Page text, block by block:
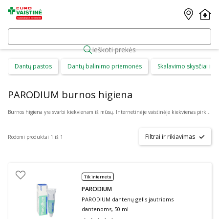
Ieškoti prekės
Dantų pastos Dantų balinimo priemonės Skalavimo skysčiai ir
PARODIUM burnos higiena
Burnos higiena yra svarbi kiekvienam iš mūsų. Internetinėje vaistinėje kiekvienas pirkėjas gali rasti daug skirtingų burnos higienos priemonių suaugusiems ir vaikams. Čia galima patogiai pirkti: dantų priežiūros priemones, kaip dantų pasta ar skalavimo skystis, dantų šepetėlius ir irigatorius, protezus ir plokštelių priežiūros priemones bei skirtingus gelius ar tepalus.
Rodomi produktai 1 iš 1 Filtrai ir rikiavimas
Tik internetu
PARODIUM
PARODIUM dantenų gelis jautrioms
dantenoms, 50 ml